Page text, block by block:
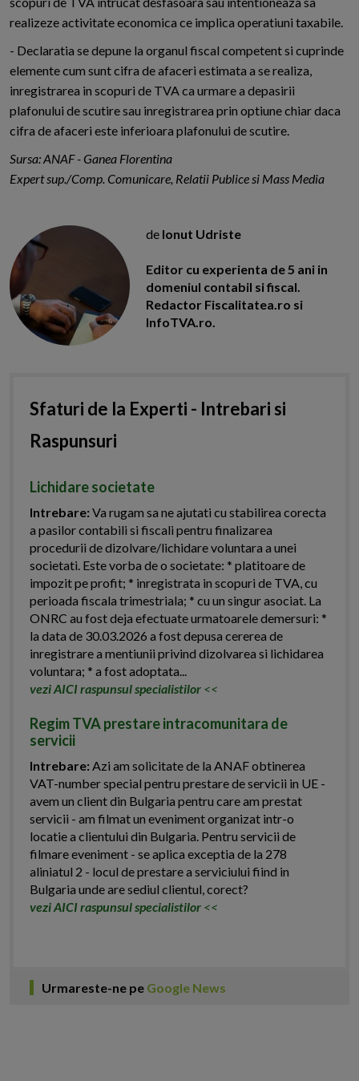
realizeze activitate economica ce implica operatiuni taxabile.
- Declaratia se depune la organul fiscal competent si cuprinde
elemente cum sunt cifra de afaceri estimata a se realiza,
inregistrarea in scopuri de TVA ca urmare a depasirii
plafonului de scutire sau inregistrarea prin optiune chiar daca
cifra de afaceri este inferioara plafonului de scutire.
Sursa: ANAF - Ganea Florentina
Expert sup./Comp. Comunicare, Relatii Publice si Mass Media
de Ionut Udriste
Editor cu experienta de 5 ani in
domeniul contabil si fiscal.
Redactor Fiscalitatea.ro si
InfoTVA.ro.
Sfaturi de la Experti - Intrebari si
Raspunsuri
Lichidare societate
Intrebare:Va rugam sa ne ajutati cu stabilirea corecta
a pasilor contabili si fiscali pentru finalizarea
procedurii de dizolvare/lichidare voluntara a unei
societati. Este vorba de o societate: * platitoare de
impozit pe profit; * inregistrata in scopuri de TVA, cu
perioada fiscala trimestriala; * cu un singur asociat. La
ONRC au fost deja efectuate urmatoarele demersuri: *
la data de 30.03.2026 a fost depusa cererea de
inregistrare a mentiunii privind dizolvarea si lichidarea
voluntara; * a fost adoptata...
vezi AICI raspunsul specialistilor <<
Regim TVA prestare intracomunitara de
servicii
Intrebare:Azi am solicitate de la ANAF obtinerea
VAT-number special pentru prestare de servicii in UE -
avem un client din Bulgaria pentru care am prestat
servicii - am filmat un eveniment organizat intr-o
locatie a clientului din Bulgaria. Pentru servicii de
filmare eveniment - se aplica exceptia de la 278
aliniatul 2 - locul de prestare a serviciului fiind in
Bulgaria unde are sediul clientul, corect?
vezi AICI raspunsul specialistilor <<
Urmareste-ne pe Google News